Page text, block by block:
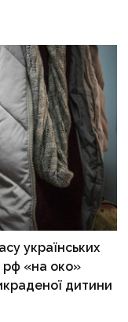
українських
рф «на око»
дитини